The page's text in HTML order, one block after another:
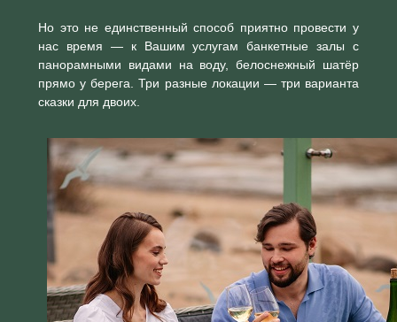
Но это не единственный способ приятно провести у
нас время — к Вашим услугам банкетные залы с
панорамными видами на воду, белоснежный шатёр
прямо у берега. Три разные локации — три варианта
сказки для двоих.